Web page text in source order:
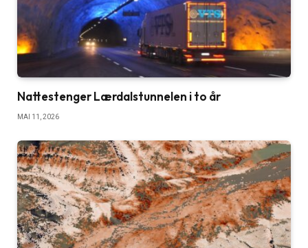
Nattestenger Lærdalstunnelen i to år
MAI 11, 2026